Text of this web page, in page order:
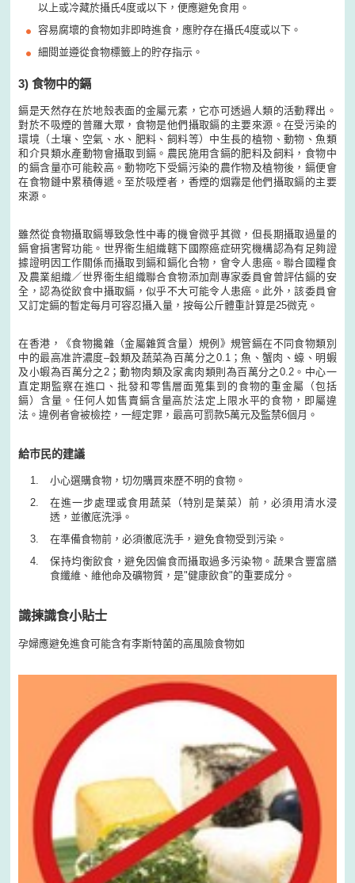
以上或冷藏於攝氏4度或以下，便應避免食用。
容易腐壞的食物如非即時進食，應貯存在攝氏4度或以下。
細閱並遵從食物標籤上的貯存指示。
3) 食物中的鎘
鎘是天然存在於地殼表面的金屬元素，它亦可透過人類的活動釋出。
對於不吸煙的普羅大眾，食物是他們攝取鎘的主要來源。在受污染的
環境（土壤、空氣、水、肥料、飼料等）中生長的植物、動物、魚類
和介貝類水產動物會攝取到鎘。農民施用含鎘的肥料及飼料，食物中
的鎘含量亦可能較高。動物吃下受鎘污染的農作物及植物後，鎘便會
在食物鏈中累積傳遞。至於吸煙者，香煙的烟霧是他們攝取鎘的主要
來源。
雖然從食物攝取鎘導致急性中毒的機會微乎其微，但長期攝取過量的
鎘會損害腎功能。世界衞生組織轄下國際癌症研究機構認為有足夠證
據證明因工作關係而攝取到鎘和鎘化合物，會令人患癌。聯合國糧食
及農業組織／世界衞生組織聯合食物添加劑專家委員會曾評估鎘的安
全，認為從飲食中攝取鎘，似乎不大可能令人患癌。此外，該委員會
又訂定鎘的暫定每月可容忍攝入量，按每公斤體重計算是25微克。
在香港，《食物攙雜（金屬雜質含量）規例》規管鎘在不同食物類別
中的最高准許濃度–穀類及蔬菜為百萬分之0.1；魚、蟹肉、蠔、明蝦
及小蝦為百萬分之2；動物肉類及家禽肉類則為百萬分之0.2。中心一
直定期監察在進口、批發和零售層面蒐集到的食物的重金屬（包括
鎘）含量。任何人如售賣鎘含量高於法定上限水平的食物，即屬違
法。違例者會被檢控，一經定罪，最高可罰款5萬元及監禁6個月。
給巿民的建議
小心選購食物，切勿購買來歷不明的食物。
在進一步處理或食用蔬菜（特別是葉菜）前，必須用清水浸
透，並徹底洗淨。
在準備食物前，必須徹底洗手，避免食物受到污染。
保持均衡飲食，避免因偏食而攝取過多污染物。蔬果含豐富膳
食纖維、維他命及礦物質，是"健康飲食"的重要成分。
識揀識食小貼士
孕婦應避免進食可能含有李斯特菌的高風險食物如